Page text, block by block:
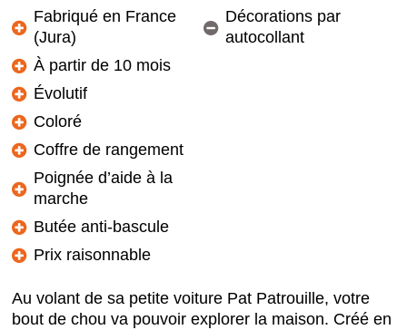
Fabriqué en France
(Jura)
À partir de 10 mois
Évolutif
Coloré
Coffre de rangement
Poignée d’aide à la
marche
Butée anti-bascule
Prix raisonnable
Décorations par
autocollant
Au volant de sa petite voiture Pat Patrouille, votre
bout de chou va pouvoir explorer la maison. Créé en